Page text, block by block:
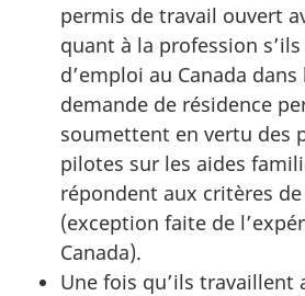
permis de travail ouvert
quant à la profession
d’emploi au Canada
demande de résidence
soumettent en vertu des
pilotes sur les aides
répondent aux critères
(exception faite de
Canada).
Une fois qu’ils travaillent